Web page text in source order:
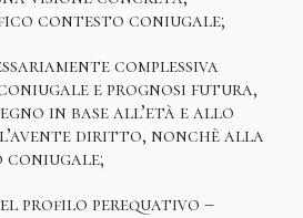
contesto coniugale;
complessiva
e prognosi futura,
in base all’età e allo
diritto, nonchè alla
profilo perequativo –